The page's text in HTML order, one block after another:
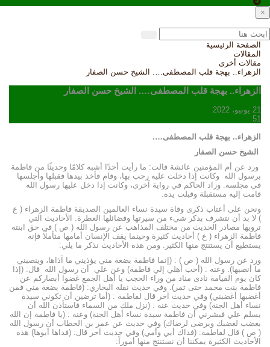
×
الصفحة الرئيسية
المقالات
مقالات أخرى
الزهراء.. بهجة قلب المصطفى…. الشيخ حسن الصفار
الزهراء.. بهجة قلب المصطفى…. الشيخ حسن الصفار
21 يونيو، 2022
51
الزهراء.. بهجة قلب المصطفى…
.
الشيخ حسن الصفار
ورد عن أم المؤمنين عائشة قالت: ما رأيت أحدًا أشبه كلامًا وحديثًا من فاطمة
برسول الله وكانت إذا دخلت عليه رحب بها، وقام فأخذ بيدها فقبلها وأجلسها
في مجلسه. وزاد الحاكم في رواية آخرى، وكانت إذا دخل عليها رسول الله
قامت إليه مستقبلة وقبلت يده.
ونحن على أعتاب ذكرى وفاة سيدة نساء العالمين الصديقة فاطمة الزهراء ( ع
) لا بد أن نتشرف بذكر شيء من سيرتها وفضائلها العطرة. الأحاديث التي
ترويها مصادر الحديث من مختلف المذاهب عن رسول الله ( ص ) في حق ابنته
فاطمة الزهراء ( ع ) أحاديث كثيرة وحينما يقف الإنسان أمامها متأملًا فإنه
يستطيع أن يستنتج منها الكثير. ومن هذه الأحاديث نذكر ما يلي:
ورد عن رسول الله ( ص ) : (إنما فاطمة بضعة مني يؤذيني ما آذاها، وينصبني
ما أنصبها). وعنه : (أحب أهلي إلي فاطمة) وعن علي أن رسول الله قال: (إذا
كان يوم القيامة نادى مناد من وراء الحجب يا أهل الجمع غضوا أبصاركم عن
فاطمة بنت محمد حتى تمر). وفي حديث نقله البخاري: (فاطمة بضعة مني فمن
أغضبها أغضبني) وفي حديث آخر قال لفاطمة : (أما ترضين أن تكوني سيدة
نساء أهل الجنة) وفي حديث عنه : (نزل ملك من السماء فاستأذن الله أن
يسلم علي فبشرني أن فاطمة سيدة نساء أهل الجنة) وعنه : (يا فاطمة إن الله
يغضب لغضبك ويرضى لرضاك) وفي حديث عن عمر بن الخطاب أن رسول الله
( ص ) قال لفاطمة: (فداك أبي وأمي) وفي حديث آخر قال: (فداها أبوها) هذه
الأحاديث الكثيرة يمكننا أن نستنتج منها أموراً: